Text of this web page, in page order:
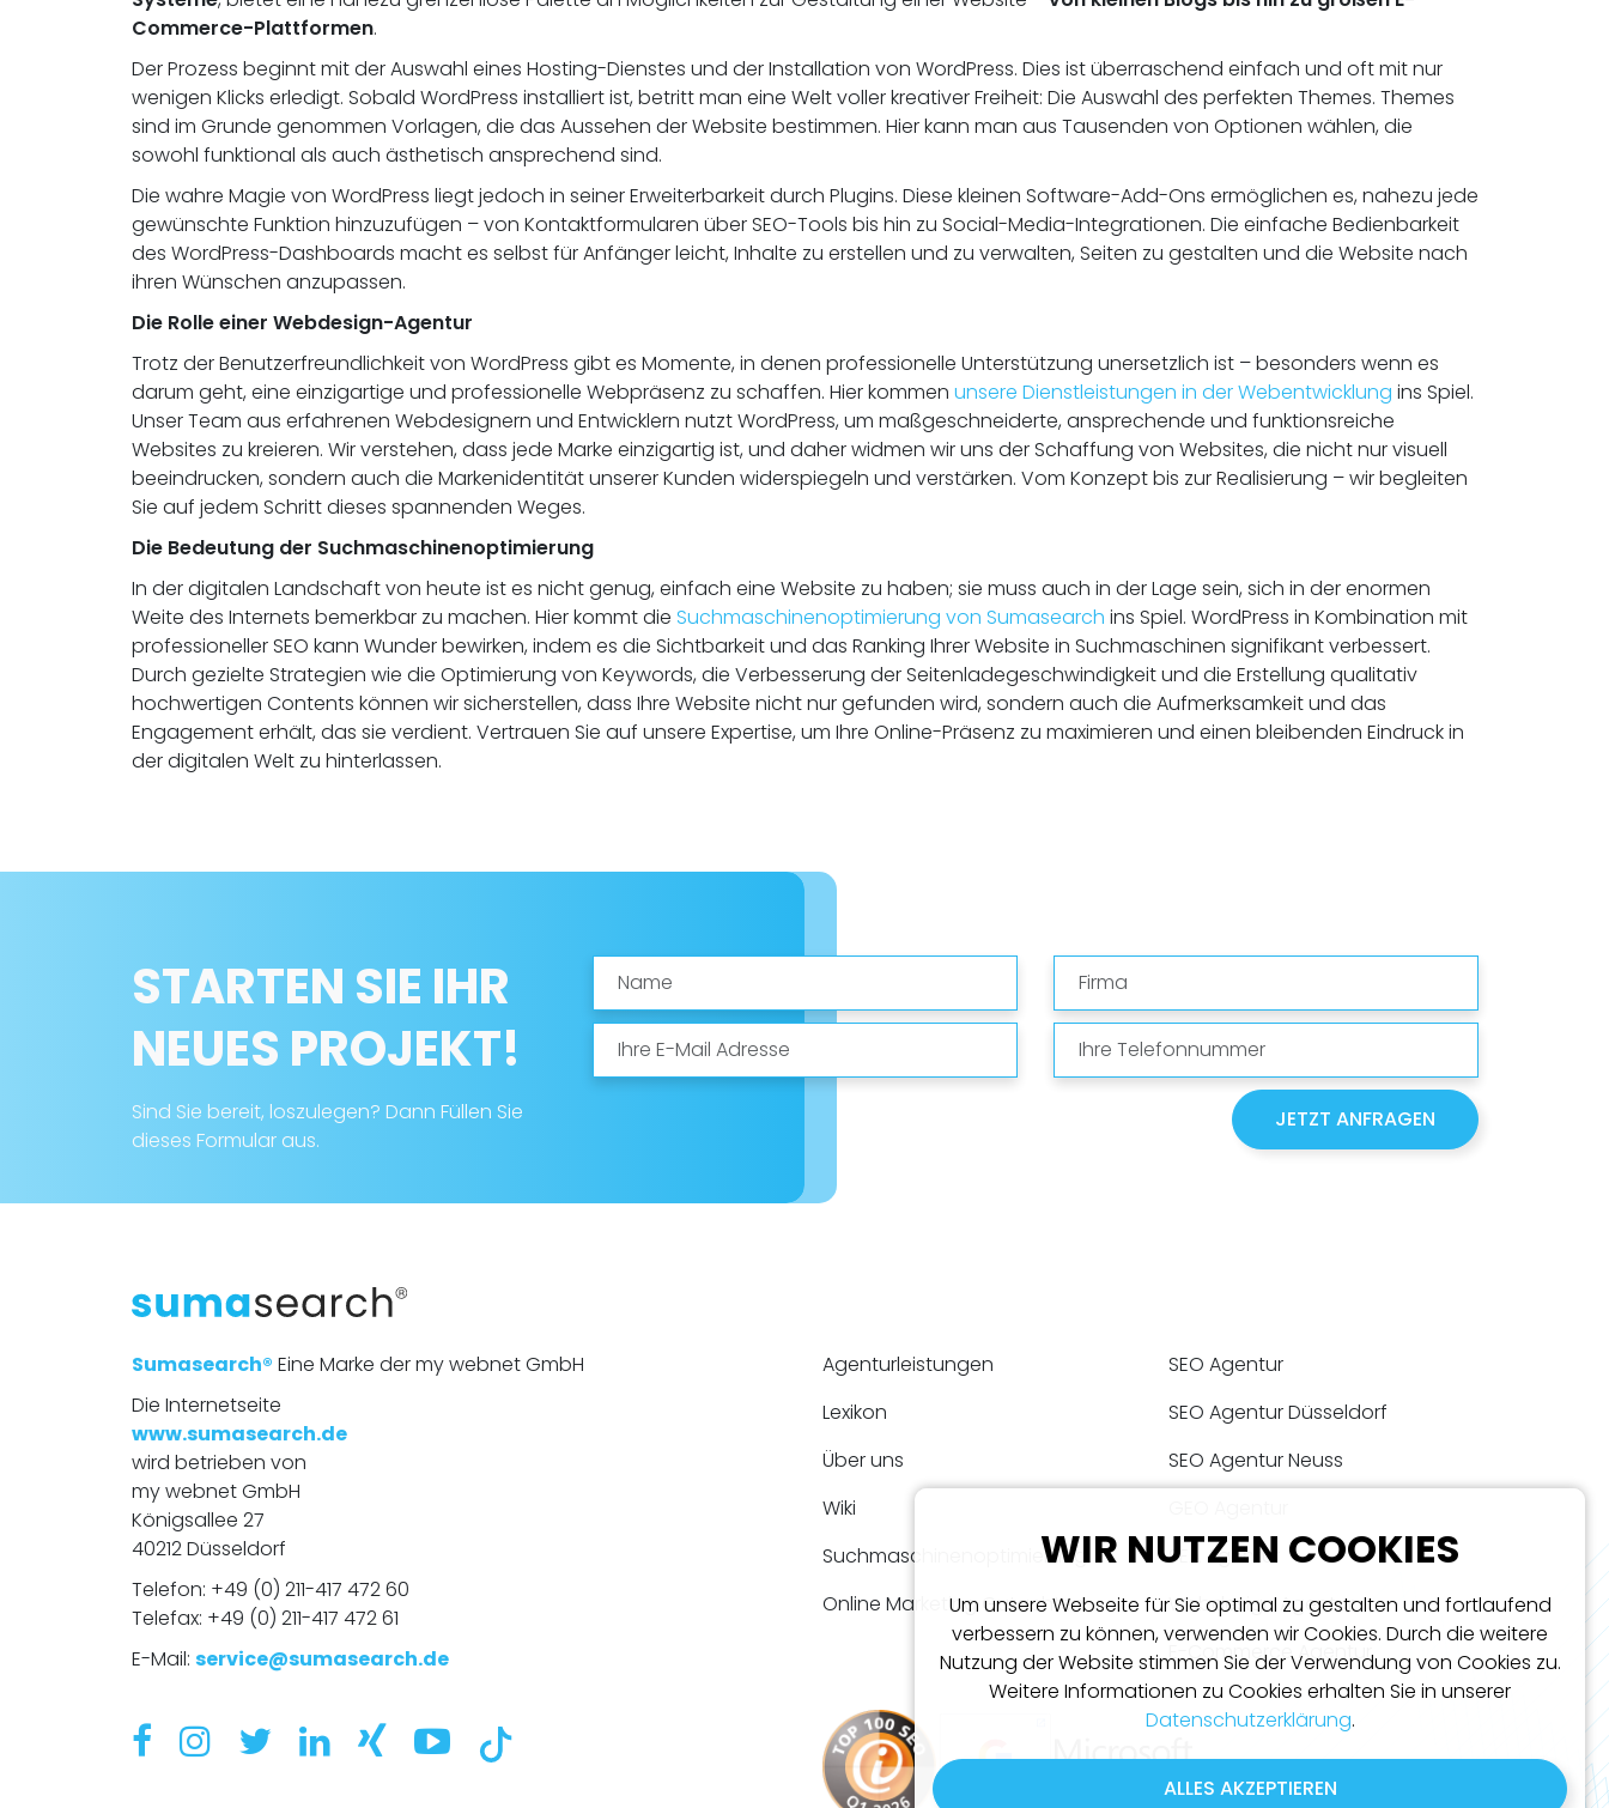
Commerce-Plattformen.
Der Prozess beginnt mit der Auswahl eines Hosting-Dienstes und der Installation von WordPress. Dies ist überraschend einfach und oft mit nur
wenigen Klicks erledigt. Sobald WordPress installiert ist, betritt man eine Welt voller kreativer Freiheit: Die Auswahl des perfekten Themes. Themes
sind im Grunde genommen Vorlagen, die das Aussehen der Website bestimmen. Hier kann man aus Tausenden von Optionen wählen, die
sowohl funktional als auch ästhetisch ansprechend sind.
Die wahre Magie von WordPress liegt jedoch in seiner Erweiterbarkeit durch Plugins. Diese kleinen Software-Add-Ons ermöglichen es, nahezu jede
gewünschte Funktion hinzuzufügen – von Kontaktformularen über SEO-Tools bis hin zu Social-Media-Integrationen. Die einfache Bedienbarkeit
des WordPress-Dashboards macht es selbst für Anfänger leicht, Inhalte zu erstellen und zu verwalten, Seiten zu gestalten und die Website nach
ihren Wünschen anzupassen.
Die Rolle einer Webdesign-Agentur
Trotz der Benutzerfreundlichkeit von WordPress gibt es Momente, in denen professionelle Unterstützung unersetzlich ist – besonders wenn es
darum geht, eine einzigartige und professionelle Webpräsenz zu schaffen. Hier kommen unsere Dienstleistungen in der Webentwicklung ins Spiel.
Unser Team aus erfahrenen Webdesignern und Entwicklern nutzt WordPress, um maßgeschneiderte, ansprechende und funktionsreiche
Websites zu kreieren. Wir verstehen, dass jede Marke einzigartig ist, und daher widmen wir uns der Schaffung von Websites, die nicht nur visuell
beeindrucken, sondern auch die Markenidentität unserer Kunden widerspiegeln und verstärken. Vom Konzept bis zur Realisierung – wir begleiten
Sie auf jedem Schritt dieses spannenden Weges.
Die Bedeutung der Suchmaschinenoptimierung
In der digitalen Landschaft von heute ist es nicht genug, einfach eine Website zu haben; sie muss auch in der Lage sein, sich in der enormen
Weite des Internets bemerkbar zu machen. Hier kommt die Suchmaschinenoptimierung von Sumasearch ins Spiel. WordPress in Kombination mit
professioneller SEO kann Wunder bewirken, indem es die Sichtbarkeit und das Ranking Ihrer Website in Suchmaschinen signifikant verbessert.
Durch gezielte Strategien wie die Optimierung von Keywords, die Verbesserung der Seitenladegeschwindigkeit und die Erstellung qualitativ
hochwertigen Contents können wir sicherstellen, dass Ihre Website nicht nur gefunden wird, sondern auch die Aufmerksamkeit und das
Engagement erhält, das sie verdient. Vertrauen Sie auf unsere Expertise, um Ihre Online-Präsenz zu maximieren und einen bleibenden Eindruck in
der digitalen Welt zu hinterlassen.
STARTEN SIE IHR
NEUES PROJEKT!
Sind Sie bereit, loszulegen? Dann Füllen Sie
dieses Formular aus.
JETZT ANFRAGEN
Sumasearch® Eine Marke der my webnet GmbH
Die Internetseite
www.sumasearch.de
wird betrieben von
my webnet GmbH
Königsallee 27
40212 Düsseldorf
Telefon: +49 (0) 211-417 472 60
Telefax: +49 (0) 211-417 472 61
E-Mail: service@sumasearch.de
Agenturleistungen
Lexikon
Über uns
Wiki
Suchmaschinenoptimierung
Online Marketing Gutachten
SEO Agentur
SEO Agentur Düsseldorf
SEO Agentur Neuss
SEA Agentur
Webdesign Agentur
E-Commerce Agentur
WIR NUTZEN COOKIES
Um unsere Webseite für Sie optimal zu gestalten und fortlaufend
verbessern zu können, verwenden wir Cookies. Durch die weitere
Nutzung der Website stimmen Sie der Verwendung von Cookies zu.
Weitere Informationen zu Cookies erhalten Sie in unserer
Datenschutzerklärung.
ALLES AKZEPTIEREN